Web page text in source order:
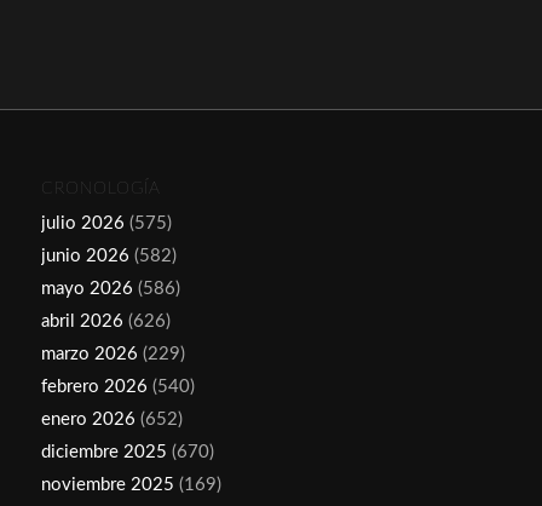
CRONOLOGÍA
julio 2026 (575)
junio 2026 (582)
mayo 2026 (586)
abril 2026 (626)
marzo 2026 (229)
febrero 2026 (540)
enero 2026 (652)
diciembre 2025 (670)
noviembre 2025 (169)